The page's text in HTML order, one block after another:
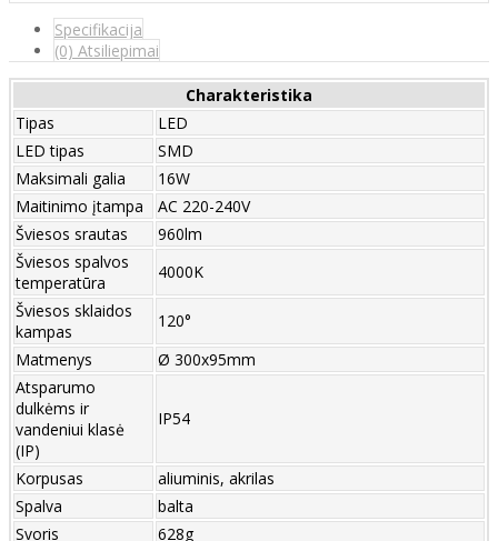
Specifikacija
(0) Atsiliepimai
Charakteristika
Tipas
LED
LED tipas
SMD
Maksimali galia
16W
Maitinimo įtampa
AC 220-240V
Šviesos srautas
960lm
Šviesos spalvos
temperatūra
4000K
Šviesos sklaidos
kampas
120°
Matmenys
Ø 300x95mm
Atsparumo
dulkėms ir
vandeniui klasė
(IP)
IP54
Korpusas
aliuminis, akrilas
Spalva
balta
Svoris
628g